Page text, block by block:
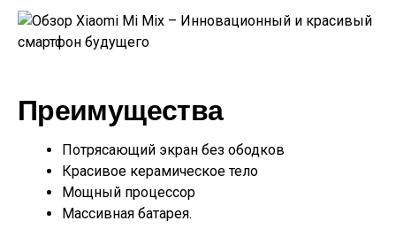
Преимущества
Потрясающий экран без ободков
Красивое керамическое тело
Мощный процессор
Массивная батарея.